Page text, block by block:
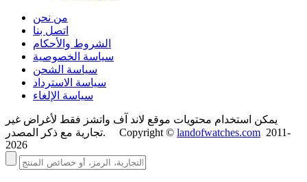
من نحن
اتصل بنا
الشروط والأحكام
سياسة الخصوصية
سياسة الشحن
سياسة الاسترداد
سياسة الإلغاء
يمكن استخدام محتويات موقع لاند آف واتشز فقط لأغراض غير
تجارية مع ذكر المصدر. Copyright © landofwatches.com 2011-
2026